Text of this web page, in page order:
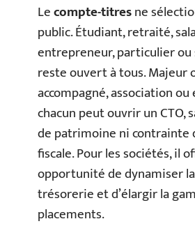
Lecompte-titresne
public. Étudiant, retraité,
entrepreneur, particulier ou
reste ouvert à tous. Majeur
accompagné, association
chacun peut ouvrir un CTO,
de patrimoine ni contrainte
fiscale. Pour les sociétés, il
opportunité de dynamiser
trésorerie et d’élargir la
placements.